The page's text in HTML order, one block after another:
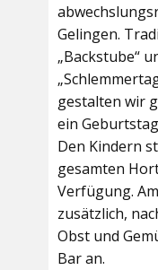
Gelingen.
„Backstube“
gestalten wir
ein
Den Kindern
gesamten
Verfügung.
zusätzlich,
Obst und
Bar an.